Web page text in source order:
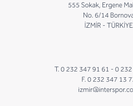
555 Sokak, Ergene
No. 6/14
İZMİR - TÜRKİYE
T. 0 232 347 91 61 - 0
F. 0 232 347 13